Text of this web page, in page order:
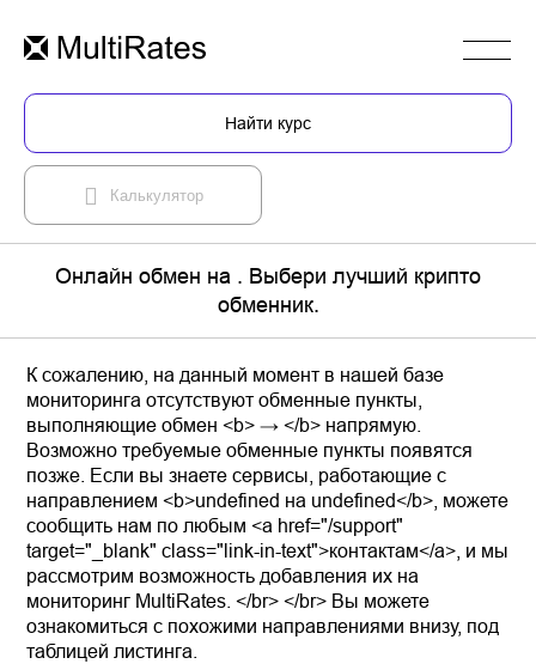
Найти курс
Калькулятор
Онлайн обмен на . Выбери лучший крипто
обменник.
К сожалению, на данный момент в нашей базе
мониторинга отсутствуют обменные пункты,
выполняющие обмен <b> → </b> напрямую.
Возможно требуемые обменные пункты появятся
позже. Если вы знаете сервисы, работающие с
направлением <b>undefined на undefined</b>, можете
сообщить нам по любым <a href="/support"
target="_blank" class="link-in-text">контактам</a>, и мы
рассмотрим возможность добавления их на
мониторинг MultiRates. </br> </br> Вы можете
ознакомиться с похожими направлениями внизу, под
таблицей листинга.